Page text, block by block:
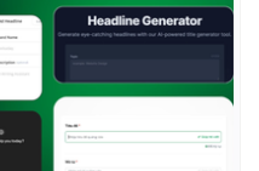
Multimedia
Video
E-Magazine